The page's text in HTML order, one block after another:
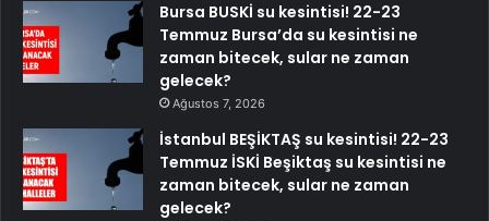
Bursa BUSKİ su kesintisi! 22-23
Temmuz Bursa’da su kesintisi ne
zaman bitecek, sular ne zaman
gelecek?
Ağustos 7, 2026
İstanbul BEŞİKTAŞ su kesintisi! 22-23
Temmuz İSKİ Beşiktaş su kesintisi ne
zaman bitecek, sular ne zaman
gelecek?